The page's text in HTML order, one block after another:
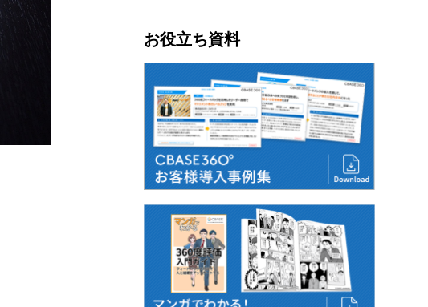
お役立ち資料